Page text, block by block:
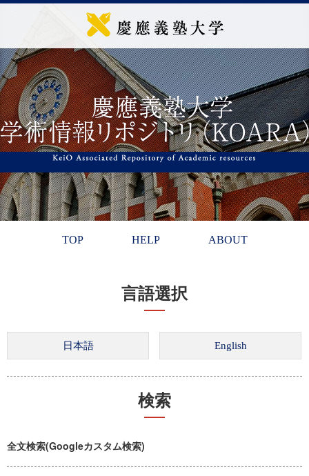
TOP HELP ABOUT
言語選択
検索
全文検索(Googleカスタム検索)